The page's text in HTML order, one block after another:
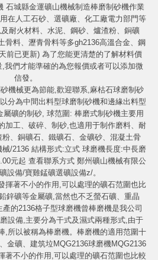
石城縣金運礦山機械制造棒磨制砂機作業
在人工石砂、選礦廠、化工廠電力部門等
耐火材料、水泥、鋼砂、爐渣粉、銅礦
骨料、瀝青骨料等多gh2136高溫合金、鋼
前已更新) 為了您能更清楚的了解材料價
我們才能準確的為您報價或者可以添加微
信發。
機械更為節能,歡迎聯系,麻枯石球磨制砂
分為中間出料型球磨制砂機和邊緣出料型
礦的制砂, 球范圍: 棒磨式制砂機主要用
加工、破碎、制砂,也適用于制作磨料、耐
、銅礦石、鐵礦石、金礦砂、混凝土骨
/2136 結構形式:立式 球磨機長度:中長磨
元起 查看聯系方式 鄭州礦山機械有限公
設備/寶雞錳礦選礦設備z/。
揮著不小的作用,可以處理的礦石范圍也比
鋅礦等金屬礦,當然也不乏螢石礦、重晶
的2136格子型球磨機曾棒磨機是我公司
設備,主要分為干式及濕式兩種形式,由于
,所以被稱為棒磨機。棒磨機的適用范圍十
金礦、建筑垃MQG2136球磨機MQG2136
著不小的作用,可以處理的礦石范圍也比較